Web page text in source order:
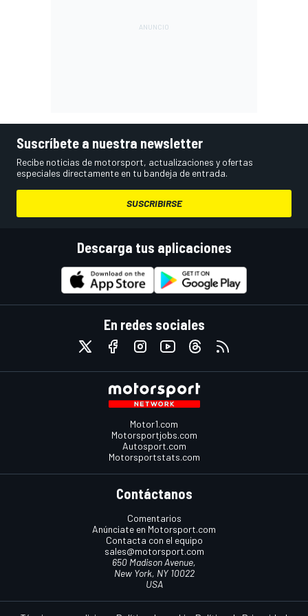
Suscríbete a nuestra newsletter
Recibe noticias de motorsport, actualizaciones y ofertas
especiales directamente en tu bandeja de entrada.
SUSCRIBIRSE
Descarga tus aplicaciones
En redes sociales
Motor1.com
Motorsportjobs.com
Autosport.com
Motorsportstats.com
Contáctanos
Comentarios
Anúnciate en Motorsport.com
Contacta con el equipo
sales@motorsport.com
650 Madison Avenue,
New York, NY 10022
USA